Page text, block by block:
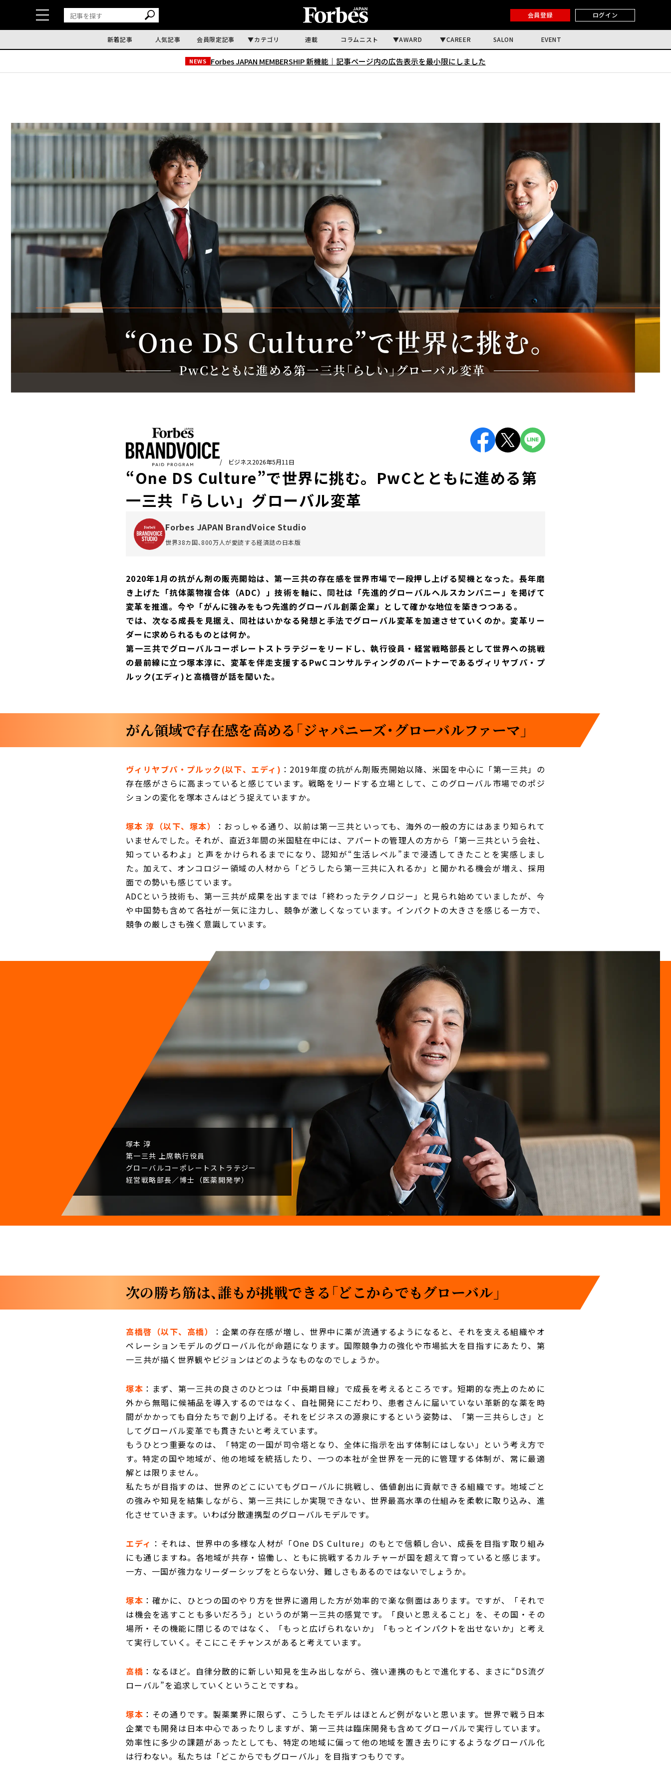
会員登録 ログイン
新着記事 人気記事 会員限定記事 カテゴリ 連載 コラムニスト AWARD CAREER SALON EVENT
NEWS Forbes JAPAN MEMBERSHIP 新機能｜ 記事ページ内の広告表示を最小限にしました
/ ビジネス2026年5月11日
“One DS Culture”で世界に挑む。PwCとともに進める第
一三共「らしい」グローバル変革
Forbes JAPAN BrandVoice Studio
世界38カ国､800万人が愛読する経済誌の日本版
2020年1月の抗がん剤の販売開始は、第一三共の存在感を世界市場で一段押し上げる契機となった。長年磨
き上げた「抗体薬物複合体（ADC）」技術を軸に、同社は「先進的グローバルヘルスカンパニー」を掲げて
変革を推進。今や「がんに強みをもつ先進的グローバル創薬企業」として確かな地位を築きつつある。
では、次なる成長を見据え、同社はいかなる発想と手法でグローバル変革を加速させていくのか。変革リー
ダーに求められるものとは何か。
第一三共でグローバルコーポレートストラテジーをリードし、執行役員・経営戦略部長として世界への挑戦
の最前線に立つ塚本淳に、変革を伴走支援するPwCコンサルティングのパートナーであるヴィリヤブパ・プ
ルック(エディ)と高橋啓が話を聞いた。
がん領域で存在感を高める「ジャパニーズ・グローバルファーマ」
ヴィリヤブパ・プルック(以下、エディ) ：2019年度の抗がん剤販売開始以降、米国を中心に「第一三共」の
存在感がさらに高まっていると感じています。戦略をリードする立場として、このグローバル市場でのポジ
ションの変化を塚本さんはどう捉えていますか。
塚本 淳（以下、塚本）
：おっしゃる通り、以前は第一三共といっても、海外の一般の方にはあまり知られて
いませんでした。それが、直近3年間の米国駐在中には、アパートの管理人の方から「第一三共という会社、
知っているわよ」と声をかけられるまでになり、認知が“生活レベル”まで浸透してきたことを実感しまし
た。加えて、オンコロジー領域の人材から「どうしたら第一三共に入れるか」と聞かれる機会が増え、採用
面での勢いも感じています。
ADCという技術も、第一三共が成果を出すまでは「終わったテクノロジー」と見られ始めていましたが、今
や中国勢も含めて各社が一気に注力し、競争が激しくなっています。インパクトの大きさを感じる一方で、
競争の厳しさも強く意識しています。
塚本 淳
第一三共 上席執行役員
グローバルコーポレート ストラテジー
経営戦略部長／博士（医薬開発学）
次の勝ち筋は、誰もが挑戦できる「どこからでもグローバル」
高橋啓（以下、高橋）
：企業の存在感が増し、世界中に薬が流通するようになると、それを支える組織やオ
ペレーションモデルのグローバル化が命題になります。国際競争力の強化や市場拡大を目指すにあたり、第
一三共が描く世界観やビジョンはどのようなものなのでしょうか。
塚本 ：まず、第一三共の良さのひとつは「中長期目線」で成長を考えるところです。短期的な売上のために
外から無暗に候補品を導入するのではなく、自社開発にこだわり、患者さんに届いていない革新的な薬を時
間がかかっても自分たちで創り上げる。それをビジネスの源泉にするという姿勢は、「第一三共らしさ」と
してグローバル変革でも貫きたいと考えています。
もうひとつ重要なのは、「特定の一国が司令塔となり、全体に指示を出す体制にはしない」という考え方で
す。特定の国や地域が、他の地域を統括したり、一つの本社が全世界を一元的に管理する体制が、常に最適
解とは限りません。
私たちが目指すのは、世界のどこにいてもグローバルに挑戦し、価値創出に貢献できる組織です。地域ごと
の強みや知見を結集しながら、第一三共にしか実現できない、世界最高水準の仕組みを柔軟に取り込み、進
化させていきます。いわば分散連携型のグローバルモデルです。
エディ ：それは、世界中の多様な人材が「One DS Culture」のもとで信頼し合い、成長を目指す取り組み
にも通じますね。各地域が共存・協働し、ともに挑戦するカルチャーが国を超えて育っていると感じます。
一方、一国が強力なリーダーシップをとらない分、難しさもあるのではないでしょうか。
塚本 ：確かに、ひとつの国のやり方を世界に適用した方が効率的で楽な側面はあります。ですが、「それで
は機会を逃すことも多いだろう」というのが第一三共の感覚です。「良いと思えること」を、その国・その
場所・その機能に閉じるのではなく、「もっと広げられないか」「もっとインパクトを出せないか」と考え
て実行していく。そこにこそチャンスがあると考えています。
高橋 ：なるほど。自律分散的に新しい知見を生み出しながら、強い連携のもとで進化する、まさに“DS流グ
ローバル”を追求していくということですね。
塚本 ：その通りです。製薬業界に限らず、こうしたモデルはほとんど例がないと思います。世界で戦う日本
企業でも開発は日本中心であったりしますが、第一三共は臨床開発も含めてグローバルで実行しています。
効率性に多少の課題があったとしても、特定の地域に偏って他の地域を置き去りにするようなグローバル化
は行わない。私たちは「どこからでもグローバル」を目指すつもりです。